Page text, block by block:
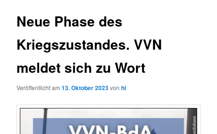
Neue Phase des
Kriegszustandes. VVN
meldet sich zu Wort
Veröffentlicht am13. Oktober 2023vonhl